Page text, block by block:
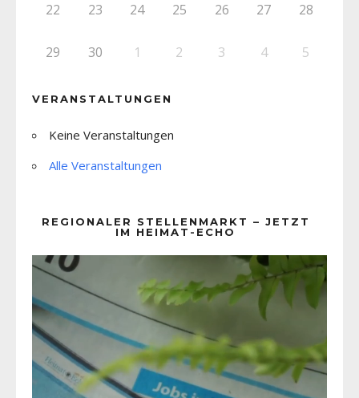
22 23 24 25 26 27 28
29 30 1 2 3 4 5
VERANSTALTUNGEN
Keine Veranstaltungen
Alle Veranstaltungen
REGIONALER STELLENMARKT – JETZT
IM HEIMAT-ECHO
Player